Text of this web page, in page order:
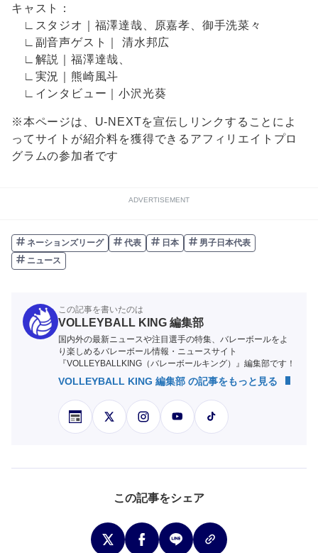
キャスト：
∟スタジオ｜福澤達哉、原嘉孝、御手洗菜々
∟副音声ゲスト｜ 清水邦広
∟解説｜福澤達哉、
∟実況｜熊崎風斗
∟インタビュー｜小沢光葵
※本ページは、U-NEXTを宣伝しリンクすることによ
ってサイトが紹介料を獲得できるアフィリエイトプロ
グラムの参加者です
ADVERTISEMENT
ネーションズリーグ 代表 日本
男子日本代表
ニュース
この記事を書いたのは
VOLLEYBALL KING 編集部
国内外の最新ニュースや注目選手の特集、バレーボールをよ
り楽しめるバレーボール情報・ニュースサイト
『VOLLEYBALLKING（バレーボールキング）』編集部です！
VOLLEYBALL KING 編集部 の記事をもっと見る
この記事をシェア